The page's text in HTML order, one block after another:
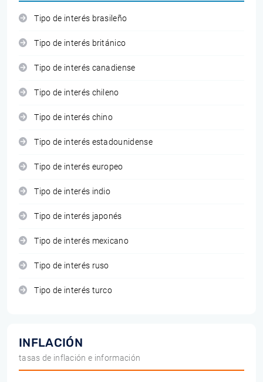
Tipo de interés brasileño
Tipo de interés británico
Tipo de interés canadiense
Tipo de interés chileno
Tipo de interés chino
Tipo de interés estadounidense
Tipo de interés europeo
Tipo de interés indio
Tipo de interés japonés
Tipo de interés mexicano
Tipo de interés ruso
Tipo de interés turco
INFLACIÓN
tasas de inflación e información